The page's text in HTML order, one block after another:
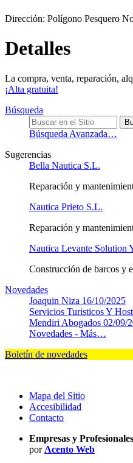
Dirección: Polígono Pesquero
Detalles
La compra, venta, reparación,
¡Alta gratuita!
Búsqueda
Búsqueda Avanzada…
Sugerencias
Bella Nautica S.L.
Reparación y
Nautica Prieto S.L.
Reparación y
Nautica Levante Solution
Construcción de barcos y
Novedades
Joaquin Niza 16/10/2025
Servicios Turisticos Y
Mendiri Abogados 02/09/
Novedades - Más…
Boletín de novedades
Mapa del Sitio
Accesibilidad
Contacto
Empresas y
por Acento Web